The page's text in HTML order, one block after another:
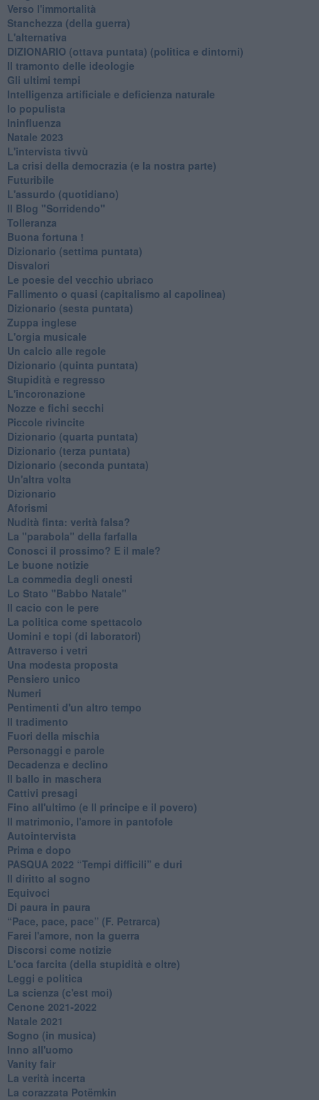
Verso l'immortalità
Stanchezza (della guerra)
L'alternativa
​DIZIONARIO (ottava puntata) (politica e dintorni)
Il tramonto delle ideologie
Gli ultimi tempi
Intelligenza artificiale e deficienza naturale
Io populista
Ininfluenza
Natale 2023
L'intervista tivvù
La crisi della democrazia (e la nostra parte)
Futuribile
L'assurdo (quotidiano)
Il Blog "Sorridendo"
Tolleranza
Buona fortuna !
​Dizionario (settima puntata)
Disvalori
Le poesie del vecchio ubriaco
Fallimento o quasi (capitalismo al capolinea)
Dizionario (sesta puntata)
Zuppa inglese
L'orgia musicale
Un calcio alle regole
Dizionario (quinta puntata)
Stupidità e regresso
L'incoronazione
Nozze e fichi secchi
Piccole rivincite
​Dizionario (quarta puntata)
​Dizionario (terza puntata)
​Dizionario (seconda puntata)
Un'altra volta
Dizionario
Aforismi
Nudità finta: verità falsa?
La "parabola" della farfalla
Conosci il prossimo? E il male?
Le buone notizie
La commedia degli onesti
Lo Stato "Babbo Natale"
Il cacio con le pere
La politica come spettacolo
Uomini e topi (di laboratori)
Attraverso i vetri
Una modesta proposta
Pensiero unico
Numeri
Pentimenti d'un altro tempo
Il tradimento
Fuori della mischia
Personaggi e parole
Decadenza e declino
Il ballo in maschera
Cattivi presagi
Fino all'ultimo (e Il principe e il povero)
Il matrimonio, l'amore in pantofole
Autointervista
Prima e dopo
​PASQUA 2022 “Tempi difficili” e duri
Il diritto al sogno
Equivoci
Di paura in paura
​“Pace, pace, pace” (F. Petrarca)
Farei l'amore, non la guerra
Discorsi come notizie
L'oca farcita (della stupidità e oltre)
Leggi e politica
La scienza (c'est moi)
Cenone 2021-2022
Natale 2021
Sogno (in musica)
Inno all'uomo
Vanity fair
La verità incerta
La corazzata Potëmkin